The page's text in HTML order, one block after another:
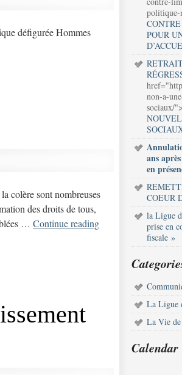
défigurée Hommes
colère sont nombreuses
des droits de tous,
… Continue reading
politique-
POUR
non-a-
sociaux/">
ans
en
COEUR
la Ligue
prise en
fiscale »
La Ligue
La Vie
Calendar